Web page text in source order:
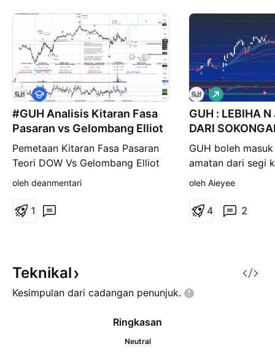
#GUH Analisis Kitaran Fasa
Pasaran vs Gelombang Elliot
Pemetaan Kitaran Fasa Pasaran
Teori DOW Vs Gelombang Elliot
Analisis Kitaran Fasa Teori DOW
(Accumulation Phase) Tempoh
Bottom), Corak Tiga Berganda Ba
P
e
n
i
i
k
n
oleh deanmentari
1
GUH : LEBIHA
DARI
GUH boleh
amatan dari segi
Harga tutup
BO dan EMA100
P
a
n
j
a
n
g
oleh Aieyee
2
4
Teknikal
Kesimpulan dari cadangan penunjuk.
Ringkasan
Neutral